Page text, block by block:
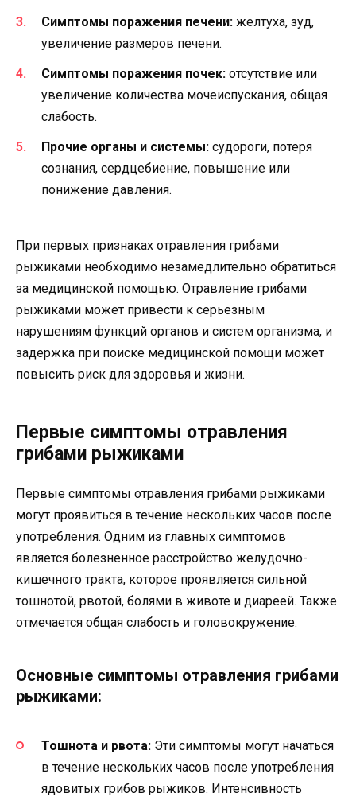
Симптомы поражения печени: желтуха, зуд,
увеличение размеров печени.
Симптомы поражения почек: отсутствие или
увеличение количества мочеиспускания, общая
слабость.
Прочие органы и системы: судороги, потеря
сознания, сердцебиение, повышение или
понижение давления.
При первых признаках отравления грибами
рыжиками необходимо незамедлительно обратиться
за медицинской помощью. Отравление грибами
рыжиками может привести к серьезным
нарушениям функций органов и систем организма, и
задержка при поиске медицинской помощи может
повысить риск для здоровья и жизни.
Первые симптомы отравления
грибами рыжиками
Первые симптомы отравления грибами рыжиками
могут проявиться в течение нескольких часов после
употребления. Одним из главных симптомов
является болезненное расстройство желудочно-
кишечного тракта, которое проявляется сильной
тошнотой, рвотой, болями в животе и диареей. Также
отмечается общая слабость и головокружение.
Основные симптомы отравления грибами
рыжиками:
Тошнота и рвота: Эти симптомы могут начаться
в течение нескольких часов после употребления
ядовитых грибов рыжиков. Интенсивность